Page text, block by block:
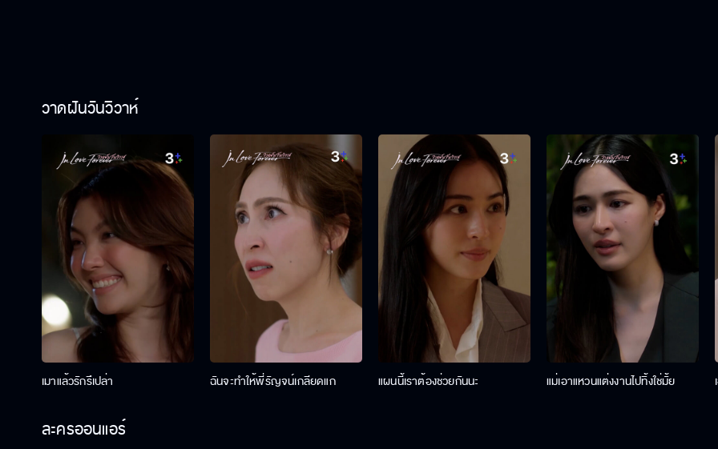
วาดฝันวันวิวาห์
เมาแล้วรักรึเปล่า ฉันจะทำให้พี่รัญจน์เกลียดแก แผนนี้เราต้องช่วยกันนะ แม่เอาแหวนแต่งงานไปทิ้งใช่มั้ย
ละครออนแอร์